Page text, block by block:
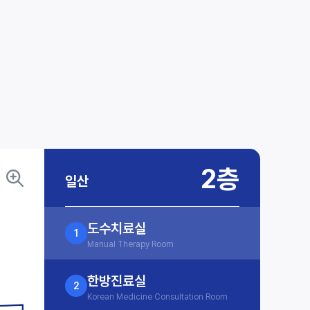
일산 2층
1 도수치료실
Manual Therapy Room
2 한방진료실
Korean Medicine Consultation Room